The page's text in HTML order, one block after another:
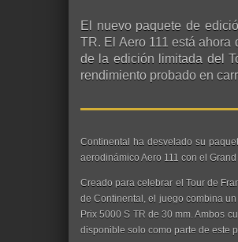
El nuevo paquete de
TR. El Aero 111 está
de la edición limitada del
rendimiento probado en
Continental ha desvelado su
aerodinámico Aero 111 con el
Creado para celebrar el Tour de
de Continental, el juego combina
Prix 5000 S TR de 30 mm. Ambos
disponible solo como parte de este